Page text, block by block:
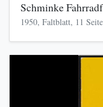
Schminke
1950, Faltblatt, 11